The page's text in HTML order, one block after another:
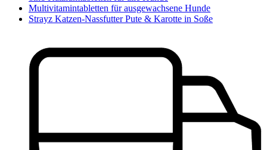
Multivitamintabletten für ausgewachsene Hunde
Strayz Katzen-Nassfutter Pute & Karotte in Soße